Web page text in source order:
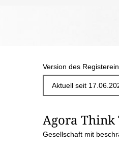
Version des
S
Agora Think
Gesellschaft mit